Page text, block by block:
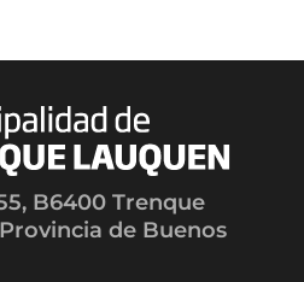
B6400 Trenque
de Buenos